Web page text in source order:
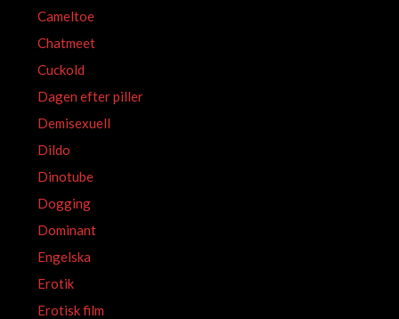
Cameltoe
Chatmeet
Cuckold
Dagen efter piller
Demisexuell
Dildo
Dinotube
Dogging
Dominant
Engelska
Erotik
Erotisk film